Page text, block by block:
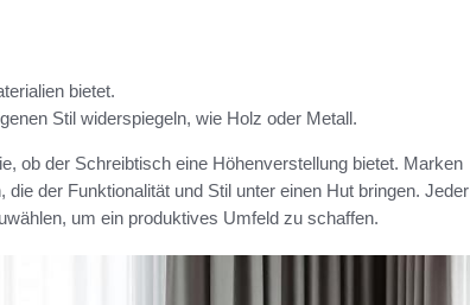
bietet.
Stil widerspiegeln, wie Holz oder Metall.
ob der Schreibtisch eine Höhenverstellung bietet. Marken
der Funktionalität und Stil unter einen Hut bringen. Jeder
um ein produktives Umfeld zu schaffen.